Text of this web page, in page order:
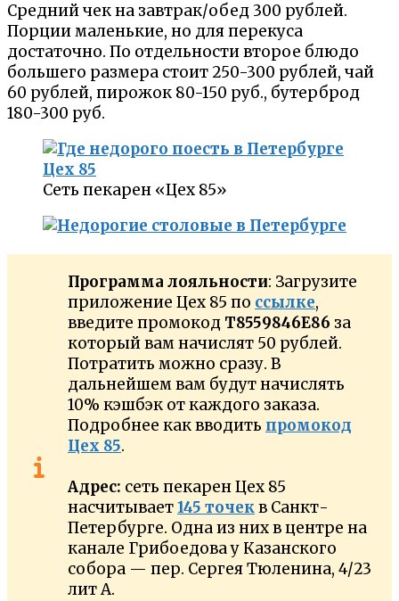
Средний чек на завтрак/обед 300 рублей.
Порции маленькие, но для перекуса
достаточно. По отдельности второе блюдо
большего размера стоит 250-300 рублей, чай
60 рублей, пирожок 80-150 руб., бутерброд
180-300 руб.
Сеть пекарен «Цех 85»
Программа лояльности: Загрузите
приложение Цех 85 по ссылке,
введите промокод T8559846E86 за
который вам начислят 50 рублей.
Потратить можно сразу. В
дальнейшем вам будут начислять
10% кэшбэк от каждого заказа.
Подробнее как вводить промокод
Цех 85.
Адрес: сеть пекарен Цех 85
насчитывает145 точекв Санкт-
Петербурге. Одна из них в центре на
канале Грибоедова у Казанского
собора — пер. Сергея Тюленина, 4/23
лит А.